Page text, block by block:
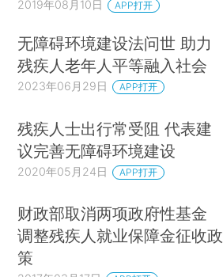
2019年08月10日 APP打开
无障碍环境建设法问世 助力
残疾人老年人平等融入社会
2023年06月29日 APP打开
残疾人士出行常受阻 代表建
议完善无障碍环境建设
2020年05月24日 APP打开
财政部取消两项政府性基金
调整残疾人就业保障金征收政
策